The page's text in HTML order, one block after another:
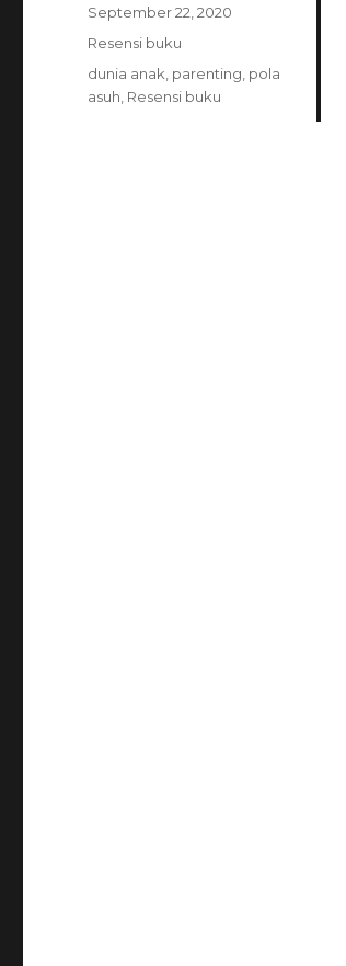
Posted
September 22, 2020
Categories
Resensi buku
Tags
dunia anak parenting pola
asuh Resensi buku